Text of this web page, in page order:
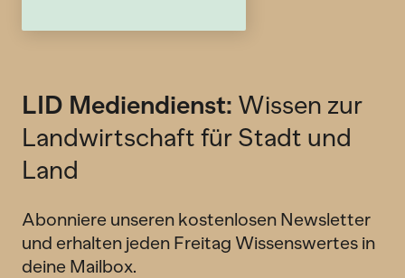
LID Mediendienst: Wissen zur
Landwirtschaft für Stadt und
Land
Abonniere unseren kostenlosen Newsletter
und erhalten jeden Freitag Wissenswertes in
deine Mailbox.